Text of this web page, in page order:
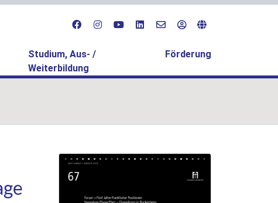
Studium, Aus- /
Weiterbildung
Förderung